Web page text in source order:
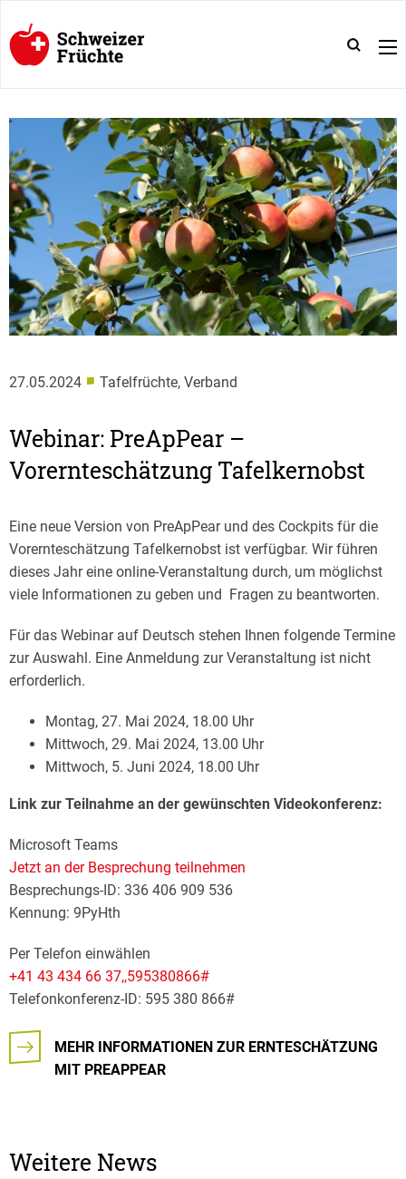
27.05.2024 ■ Tafelfrüchte, Verband
Webinar: PreApPear –
Vorernteschätzung Tafelkernobst
Eine neue Version von PreApPear und des Cockpits für die
Vorernteschätzung Tafelkernobst ist verfügbar. Wir führen
dieses Jahr eine online-Veranstaltung durch, um möglichst
viele Informationen zu geben und Fragen zu beantworten.
Für das Webinar auf Deutsch stehen Ihnen folgende Termine
zur Auswahl. Eine Anmeldung zur Veranstaltung ist nicht
erforderlich.
Montag, 27. Mai 2024, 18.00 Uhr
Mittwoch, 29. Mai 2024, 13.00 Uhr
Mittwoch, 5. Juni 2024, 18.00 Uhr
Link zur Teilnahme an der gewünschten Videokonferenz:
Microsoft Teams
Jetzt an der Besprechung teilnehmen
Besprechungs-ID: 336 406 909 536
Kennung: 9PyHth
Per Telefon einwählen
+41 43 434 66 37,,595380866#
Telefonkonferenz-ID: 595 380 866#
MEHR INFORMATIONEN ZUR ERNTESCHÄTZUNG
MIT PREAPPEAR
Weitere News